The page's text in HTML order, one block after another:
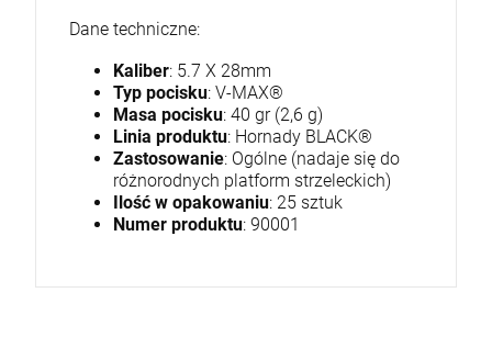
Dane techniczne:
Kaliber: 5.7 X 28mm
Typ pocisku: V-MAX®
Masa pocisku: 40 gr (2,6 g)
Linia produktu: Hornady BLACK®
Zastosowanie: Ogólne (nadaje się do
różnorodnych platform strzeleckich)
Ilość w opakowaniu: 25 sztuk
Numer produktu: 90001